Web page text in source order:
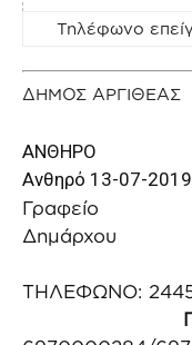
Τηλέφωνο
ΔΗΜΟΣ ΑΡΓΙΘΕΑΣ
Ανθηρό 13-07-2019
Γραφείο
ΤΗΛΕΦΩΝΟ: